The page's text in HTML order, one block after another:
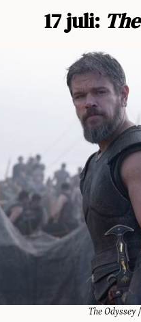
17 juli:
The Odyssey/